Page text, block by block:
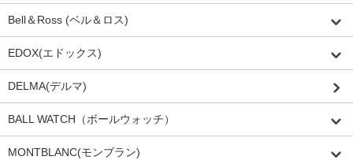
Bell＆Ross (ベル＆ロス)
EDOX(エドックス)
DELMA(デルマ)
BALL WATCH（ボールウォッチ）
MONTBLANC(モンブラン)